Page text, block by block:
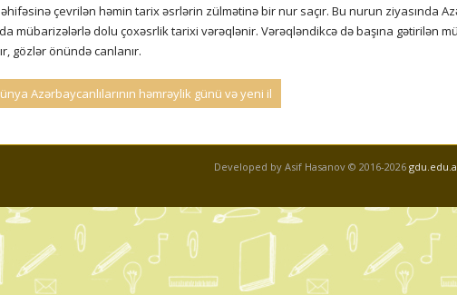
çevrilən həmin tarix əsrlərin zülmətinə bir nur saçır. Bu nurun ziyasında
mübarizələrlə dolu çoxəsrlik tarixi vərəqlənir. Vərəqləndikcə də başına gətirilən
gözlər önündə canlanır.
Azərbaycanlılarının həmrəylik günü və yeni il
Developed by Asif Hasanov © 2016-2026